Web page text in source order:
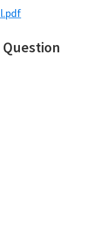
Question